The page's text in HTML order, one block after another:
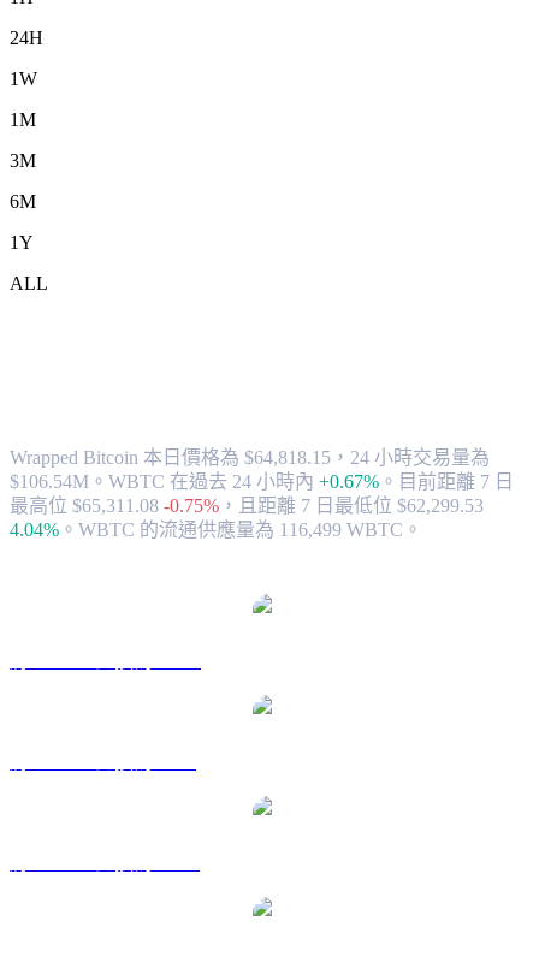
24H
1W
1M
3M
6M
1Y
ALL
Wrapped Bitcoin 本日價格為 $64,818.15，24 小時交易量為
$106.54M。WBTC 在過去 24 小時內 +0.67% 。 目前距離 7 日
最高位 $65,311.08 -0.75% ， 且距離 7 日最低位 $62,299.53
4.04% 。 WBTC 的流通供應量為 116,499 WBTC。